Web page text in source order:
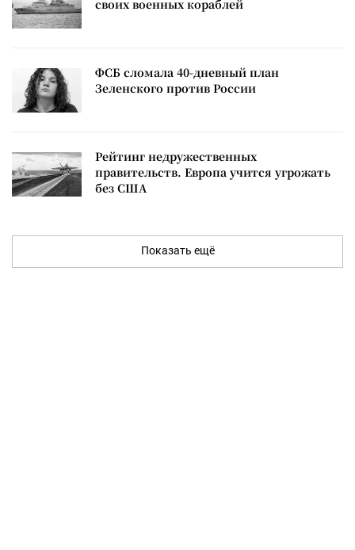
своих военных кораблей
ФСБ сломала 40-дневный план
Зеленского против России
Рейтинг недружественных
правительств. Европа учится угрожать
без США
Показать ещё